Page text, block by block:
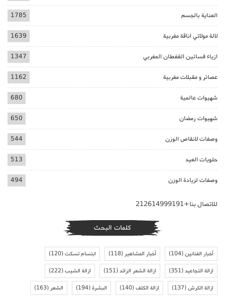
العناية بالجسم 1785
لالة مولاتي اناقة مغربية 1639
ازياء فساتين القفطان المغربي 1347
عصائر و مقبلات مغربية 1162
شهيوات عالمية 680
شهيوات رمضان 650
وصفات لانقاص الوزن 544
حلويات العيد 513
وصفات لزيادة الوزن 494
للاتصال بنا+212614999191
كلمات البحث
أخبار الفنانين(104) أخبار المشاهير (118) ابتسام تسكت(120)
ازالة التجاعيد(351) ازالة الشعر الزائد(151) ازالة الشيب(222)
ازالة الكرش(137) ازالة الكلف(140) البشرة(194) الشعر (163)